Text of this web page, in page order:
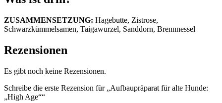
ZUSAMMENSETZUNG: Hagebutte, Zistrose,
Schwarzkümmelsamen, Taigawurzel, Sanddorn, Brennnessel
Rezensionen
Es gibt noch keine Rezensionen.
Schreibe die erste Rezension für „Aufbaupräparat für alte Hunde:
„High Age““